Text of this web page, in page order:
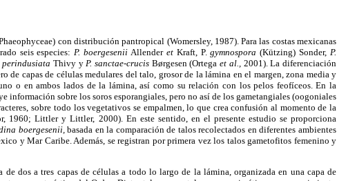
con distribución pantropical (Womersley, 1987). Para las costas mexicanas
seis especies:P. boergesenii Allender etKraft, P.gymnospora (Kützing) Sonder,P.
perindusiata Thivy yP. sanctae-crucis Børgesen (Ortegaet al.,2001). La diferenciación
de capas de células medulares del talo, grosor de la lámina en el margen, zona media y
o en ambos lados de la lámina, así como su relación con los pelos feofíceos. En la
información sobre los soros esporangiales, pero no así de los gametangiales (oogoniales
sobre todo los vegetativos se empalmen, lo que crea confusión al momento de la
1960; Littler y Littler, 2000). En este sentido, en el presente estudio se proporciona
boergesenii,basada en la comparación de talos recolectados en diferentes ambientes
y Mar Caribe. Además, se registran por primera vez los talos gametofitos femenino y
de dos a tres capas de células a todo lo largo de la lámina, organizada en una capa de